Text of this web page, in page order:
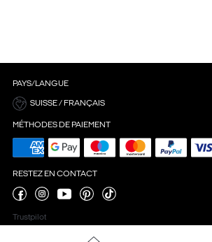
PAYS/LANGUE
SUISSE / FRANÇAIS
MÉTHODES DE PAIEMENT
RESTEZ EN CONTACT
Trustpilot